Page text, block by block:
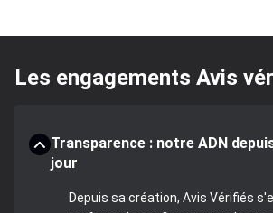
Les engagements Avis
Transparence : notre ADN
jour
Depuis sa création, Avis Vérifiés